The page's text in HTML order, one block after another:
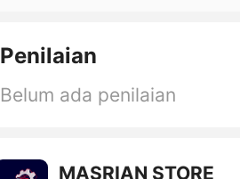
Penilaian
Belum ada penilaian
MASRIAN STORE